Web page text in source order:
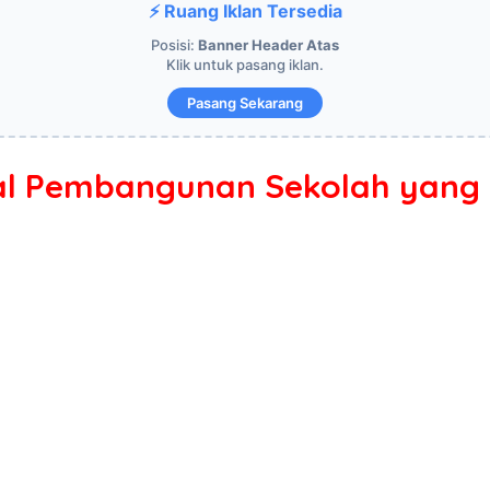
⚡ Ruang Iklan Tersedia
Posisi: Banner Header Atas
Klik untuk pasang iklan.
Pasang Sekarang
Pembangunan Sekolah